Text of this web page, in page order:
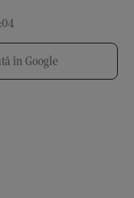
în Google